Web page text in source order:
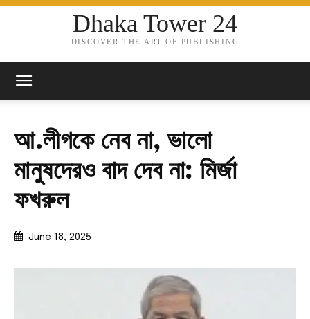
Dhaka Tower 24
DISCOVER THE ART OF PUBLISHING
আ.লীগকে নেব না, ভালো
মানুষদেরও বাদ দেব না: মির্জা
ফখরুল
June 18, 2025